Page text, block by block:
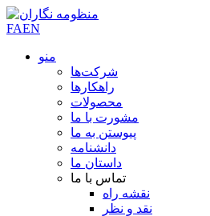
FAEN
منو
شرکت‌ها
راهکارها
محصولات
مشورت با ما
پیوستن به ما
دانشنامه
داستان ما
تماس با ما
نقشه راه
نقد و نظر